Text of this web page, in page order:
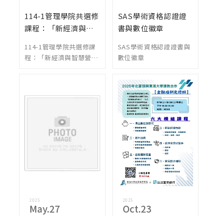
114-1管理學院共選修
課程：「新經濟與智
招生說明，第三波報
114-1管理學院共選修課
程：「新經濟與智慧營運
SAS學術資格認證證
書與數位徽章
SAS學術資格認證證書與
數位徽章
2025
May.27
2025
Oct.23